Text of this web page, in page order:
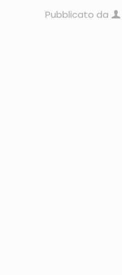
Pubblicato da